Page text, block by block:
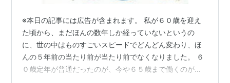
※本日の記事には広告が含まれます。 私が６０歳を迎え
た頃から、まだほんの数年しか経っていないというの
に、世の中はものすごいスピードでどんどん変わり、ほ
んの５年前の当たり前が当たり前でなくなりました。 ６
０歳定年が普通だったのが、今や６５歳まで働くのが主